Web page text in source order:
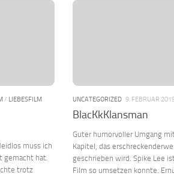
/ LIEBESFILM
muss ich
gemacht hat.
trotz
UNCATEGORIZED 9. FEBRUAR
BlacKkKlansman
Guter humorvoller Umgang
Kapitel, das
geschrieben wird. Spike Lee
Film so umsetzen konnte.